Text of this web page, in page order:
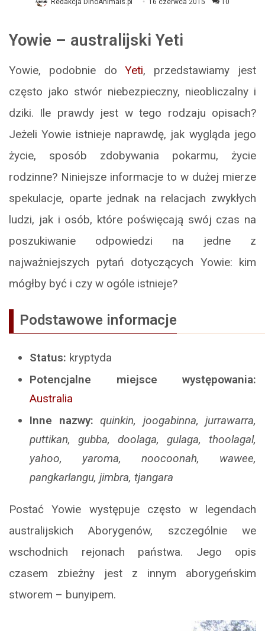
Redakcja DinoAnimals.pl 16 czerwca 2015 10
Yowie – australijski Yeti
Yowie, podobnie doYeti, przedstawiamy jest
często jako stwór niebezpieczny, nieobliczalny i
dziki. Ile prawdy jest w tego rodzaju opisach?
Jeżeli Yowie istnieje naprawdę, jak wygląda jego
życie, sposób zdobywania pokarmu, życie
rodzinne? Niniejsze informacje to w dużej mierze
spekulacje, oparte jednak na relacjach zwykłych
ludzi, jak i osób, które poświęcają swój czas na
poszukiwanie odpowiedzi na jedne z
najważniejszych pytań dotyczących Yowie: kim
mógłby być i czy w ogóle istnieje?
Podstawowe informacje
Status: kryptyda
Potencjalne miejsce występowania:
Australia
Inne nazwy: quinkin, joogabinna, jurrawarra,
puttikan, gubba, doolaga, gulaga, thoolagal,
yahoo, yaroma, noocoonah, wawee,
pangkarlangu, jimbra, tjangara
Postać Yowie występuje często w legendach
australijskich Aborygenów, szczególnie we
wschodnich rejonach państwa. Jego opis
czasem zbieżny jest z innym aborygeńskim
stworem – bunyipem.